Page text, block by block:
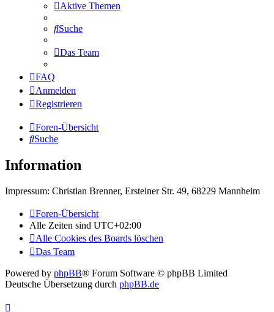
Aktive Themen
Suche
Das Team
FAQ
Anmelden
Registrieren
Foren-Übersicht
Suche
Information
Impressum: Christian Brenner, Ersteiner Str. 49, 68229 Mannheim
Foren-Übersicht
Alle Zeiten sind UTC+02:00
Alle Cookies des Boards löschen
Das Team
Powered by phpBB® Forum Software © phpBB Limited
Deutsche Übersetzung durch phpBB.de